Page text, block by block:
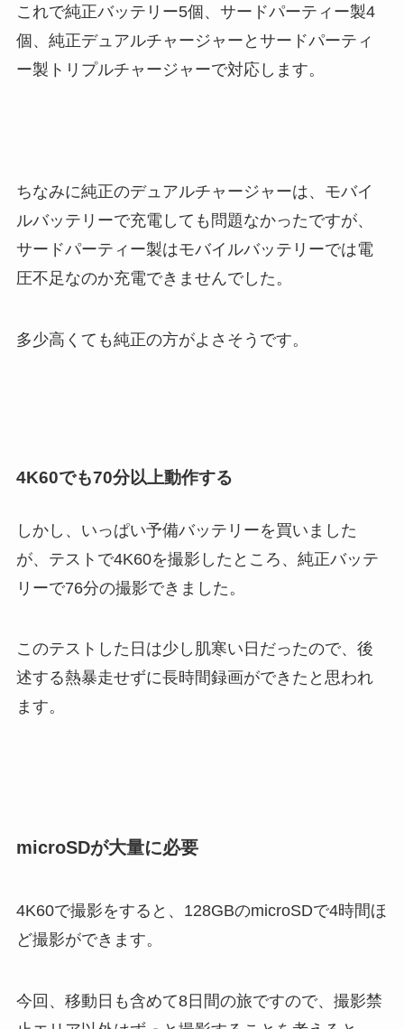
これで純正バッテリー5個、サードパーティー製4
個、純正デュアルチャージャーとサードパーティ
ー製トリプルチャージャーで対応します。
ちなみに純正のデュアルチャージャーは、モバイ
ルバッテリーで充電しても問題なかったですが、
サードパーティー製はモバイルバッテリーでは電
圧不足なのか充電できませんでした。
多少高くても純正の方がよさそうです。
4K60でも70分以上動作する
しかし、いっぱい予備バッテリーを買いました
が、テストで4K60を撮影したところ、純正バッテ
リーで76分の撮影できました。
このテストした日は少し肌寒い日だったので、後
述する熱暴走せずに長時間録画ができたと思われ
ます。
microSDが大量に必要
4K60で撮影をすると、128GBのmicroSDで4時間ほ
ど撮影ができます。
今回、移動日も含めて8日間の旅ですので、撮影禁